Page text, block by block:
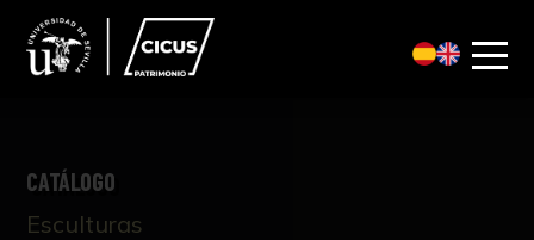
CATÁLOGO
Esculturas